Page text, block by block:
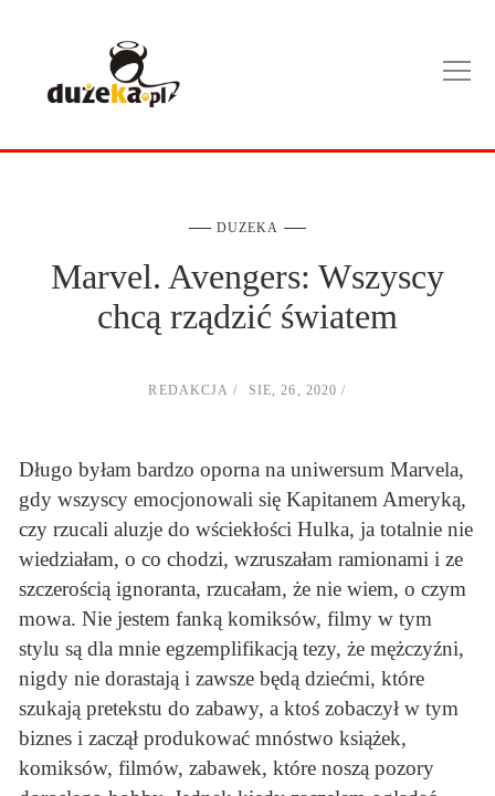
DUZEKA
Marvel. Avengers: Wszyscy
chcą rządzić światem
REDAKCJA SIE, 26, 2020
Długo byłam bardzo oporna na uniwersum Marvela,
gdy wszyscy emocjonowali się Kapitanem Ameryką,
czy rzucali aluzje do wściekłości Hulka, ja totalnie nie
wiedziałam, o co chodzi, wzruszałam ramionami i ze
szczerością ignoranta, rzucałam, że nie wiem, o czym
mowa. Nie jestem fanką komiksów, filmy w tym
stylu są dla mnie egzemplifikacją tezy, że mężczyźni,
nigdy nie dorastają i zawsze będą dziećmi, które
szukają pretekstu do zabawy, a ktoś zobaczył w tym
biznes i zaczął produkować mnóstwo książek,
komiksów, filmów, zabawek, które noszą pozory